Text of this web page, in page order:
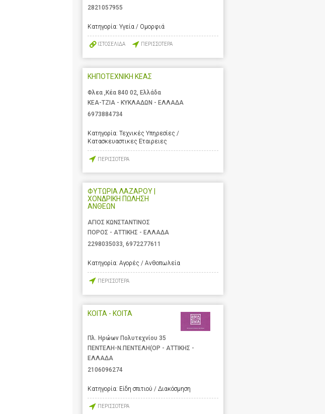
2821057955
Κατηγορία: Υγεία / Ομορφιά
ΙΣΤΟΣΕΛΙΔΑ ΠΕΡΙΣΣΟΤΕΡΑ
ΚΗΠΟΤΕΧΝΙΚΗ ΚΕΑΣ
Φλεα ,Κέα 840 02, Ελλάδα
ΚΕΑ-ΤΖΙΑ - ΚΥΚΛΑΔΩΝ - ΕΛΛΑΔΑ
6973884734
Κατηγορία: Τεχνικές Υπηρεσίες /
Κατασκευαστικες Εταιρειες
ΠΕΡΙΣΣΟΤΕΡΑ
ΦΥΤΩΡΙΑ ΛΑΖΑΡΟΥ |
ΧΟΝΔΡΙΚΗ ΠΩΛΗΣΗ
ΑΝΘΕΩΝ
ΑΓΙΟΣ ΚΩΝΣΤΑΝΤΙΝΟΣ
ΠΟΡΟΣ - ΑΤΤΙΚΗΣ - ΕΛΛΑΔΑ
2298035033, 6972277611
Κατηγορία: Αγορές / Ανθοπωλεία
ΠΕΡΙΣΣΟΤΕΡΑ
ΚΟΙΤΑ - ΚΟΙΤΑ
Πλ. Ηρώων Πολυτεχνίου 35
ΠΕΝΤΕΛΗ-Ν.ΠΕΝΤΕΛΗ(ΟΡ - ΑΤΤΙΚΗΣ -
ΕΛΛΑΔΑ
2106096274
Κατηγορία: Είδη σπιτιού / Διακόσμηση
ΠΕΡΙΣΣΟΤΕΡΑ